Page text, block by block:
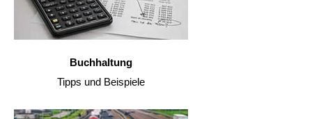
Buchhaltung
Tipps und Beispiele